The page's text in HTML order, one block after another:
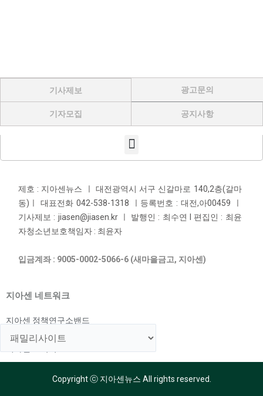
기사제보 광고문의
기자모집 공지사항
제호 : 지아센뉴스 ㅣ 대전광역시 서구 신갈마로 140,2층(갈마
동)ㅣ 대표전화 042-538-1318 ㅣ등록번호 : 대전,아00459 ㅣ
기사제보 : jiasen@jiasen.kr ㅣ 발행인 : 최수연 l 편집인 : 최윤
자청소년보호책임자 : 최윤자
입금계좌 : 9005-0002-5066-6 (새마을금고, 지아센)
지아센 네트워크
지아센 정책연구소밴드
지아센 해외아동지원국
Copyright ⓒ 지아센뉴스 All rights reserved.